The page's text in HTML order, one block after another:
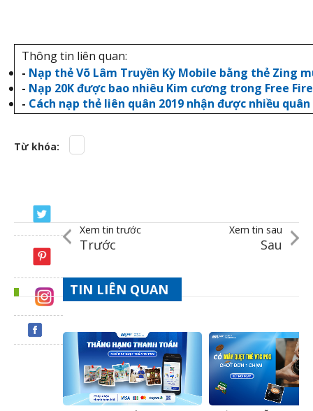
Thông tin liên quan:
- Nạp thẻ Võ Lâm Truyền Kỳ Mobile bằng thẻ Zing
- Nạp 20K được bao nhiêu Kim cương trong Free
- Cách nạp thẻ liên quân 2019 nhận được nhiều
Từ khóa:
Xem tin trước
Trước
Xem tin sau
Sau
TIN LIÊN QUAN